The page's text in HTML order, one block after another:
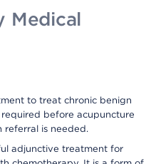
Medical
to treat chronic benign
before acupuncture
referral is needed.
adjunctive treatment for